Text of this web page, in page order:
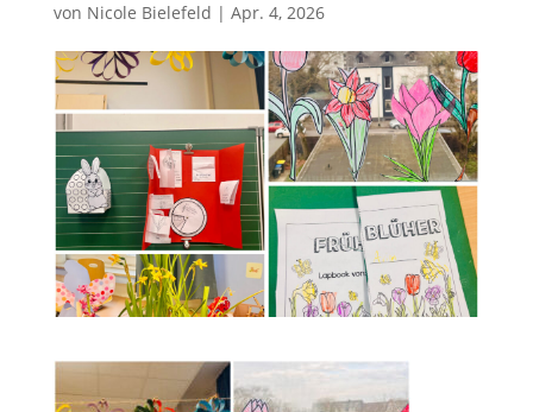
von Nicole Bielefeld | Apr. 4, 2026